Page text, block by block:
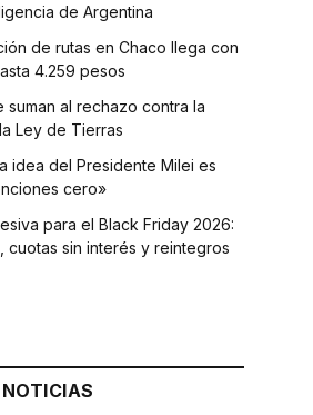
de Argentina
de rutas en Chaco llega con
4.259 pesos
suman al rechazo contra la
Ley de Tierras
idea del Presidente Milei es
cero»
para el Black Friday 2026:
cuotas sin interés y reintegros